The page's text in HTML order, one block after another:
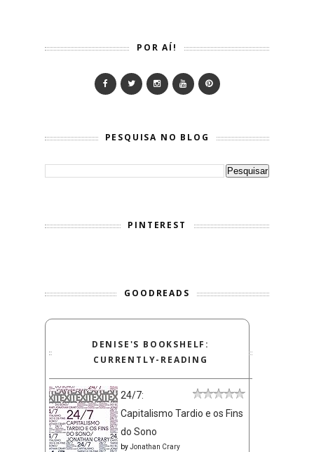
POR AÍ!
PESQUISA NO BLOG
PINTEREST
GOODREADS
DENISE'S BOOKSHELF:
CURRENTLY-READING
24/7:
Capitalismo Tardio e os Fins
do Sono
byJonathan Crary